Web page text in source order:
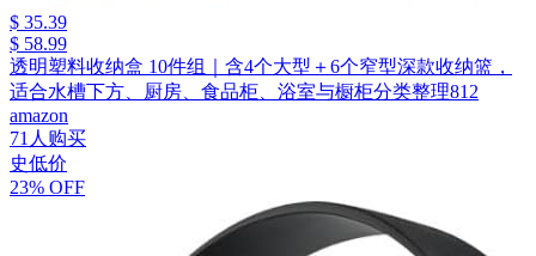
$ 35.39
$ 58.99
透明塑料收纳盒 10件组｜含4个大型＋6个窄型深款收纳篮，
适合水槽下方、厨房、食品柜、浴室与橱柜分类整理812
amazon
71人购买
史低价
23% OFF